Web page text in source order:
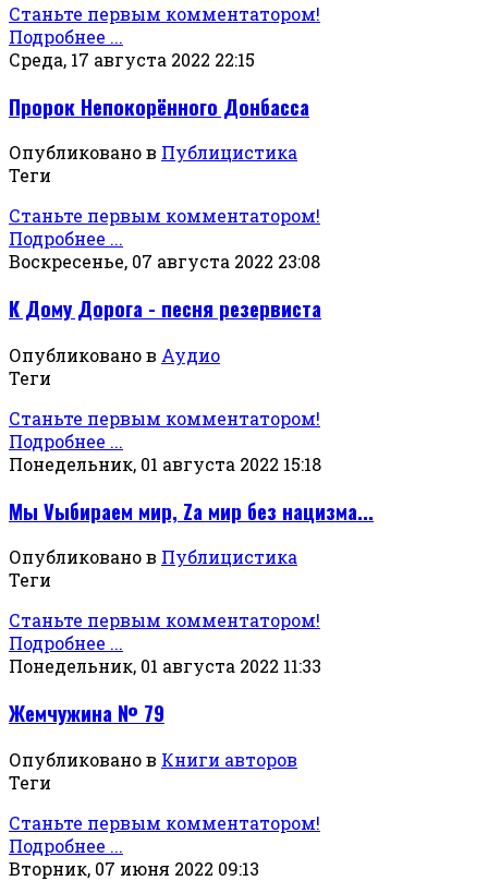
Станьте первым комментатором!
Подробнее ...
Среда, 17 августа 2022 22:15
Пророк Непокорённого Донбасса
Опубликовано в Публицистика
Теги
Станьте первым комментатором!
Подробнее ...
Воскресенье, 07 августа 2022 23:08
К Дому Дорога - песня резервиста
Опубликовано в Аудио
Теги
Станьте первым комментатором!
Подробнее ...
Понедельник, 01 августа 2022 15:18
Мы Vыбираем мир, Za мир без нацизма...
Опубликовано в Публицистика
Теги
Станьте первым комментатором!
Подробнее ...
Понедельник, 01 августа 2022 11:33
Жемчужина № 79
Опубликовано в Книги авторов
Теги
Станьте первым комментатором!
Подробнее ...
Вторник, 07 июня 2022 09:13